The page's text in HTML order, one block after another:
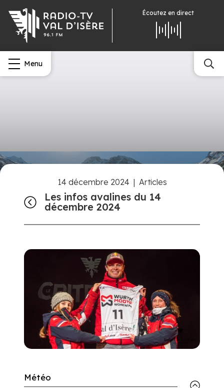
Écoutez en direct
Menu
14 décembre 2024 | Articles
Les infos avalines du 14
décembre 2024
Météo